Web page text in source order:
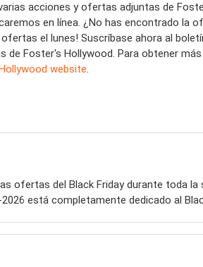
acciones y ofertas adjuntas de
en línea. ¿No has encontrado la
el lunes! Suscríbase ahora al
de Foster's Hollywood. Para obtener más
website.
ofertas del Black Friday durante toda la
está completamente dedicado al